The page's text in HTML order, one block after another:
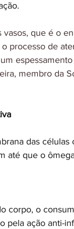
vasos, que é o
processo de
membro da
das
até que o
corpo, o
pela ação anti-